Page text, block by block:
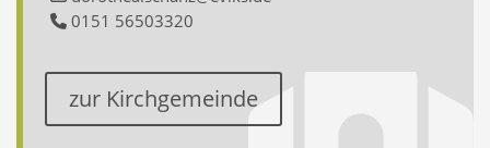
0151 56503320
zur Kirchgemeinde